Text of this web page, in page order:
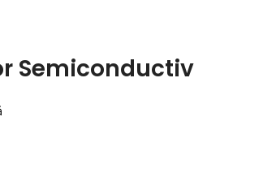
Semiconductiv